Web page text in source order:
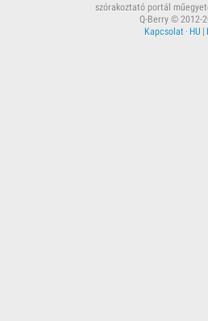
szórakoztató portál
Q-Berry © 2012-
Kapcsolat · HU |